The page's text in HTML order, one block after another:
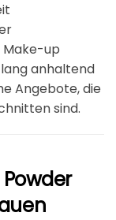
up
anhaltend
Angebote, die
sind.